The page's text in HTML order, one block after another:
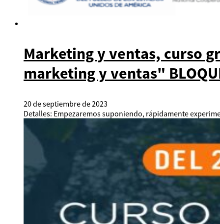
Marketing y ventas, curso
marketing y ventas"
20 de septiembre de 2023
Detalles: Empezaremos suponiendo, rápidamente